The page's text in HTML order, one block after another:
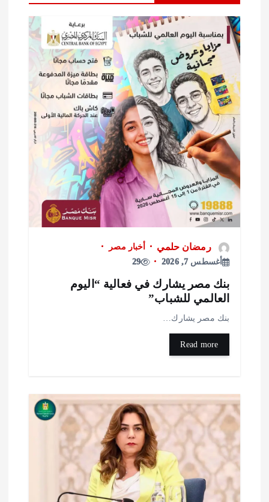
رمضان حلمي
أخبار مصر
أغسطس 7, 2026
29
مصر يشارك في فعالية “اليوم
للشباب”
مصر يشارك…